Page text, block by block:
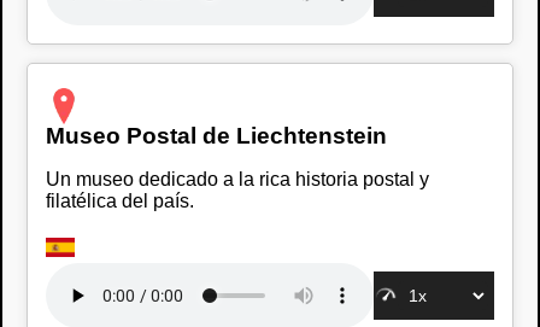
Museo Postal de Liechtenstein
Un museo dedicado a la rica historia postal y
filatélica del país.